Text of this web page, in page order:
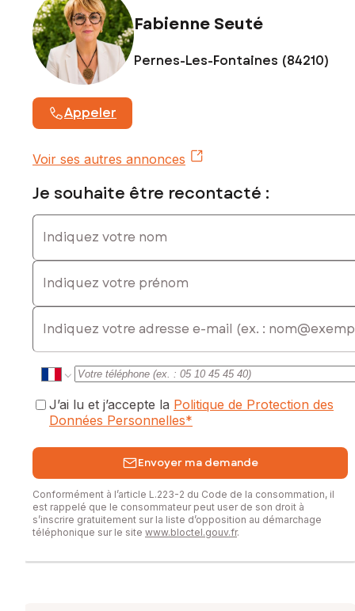
Fabienne Seuté
Pernes-Les-Fontaines (84210)
Appeler
Voir ses autres annonces
Je souhaite être recontacté :
Indiquez votre nom
Indiquez votre prénom
E-mail
J’ai lu et j’accepte la Politique de Protection des
Données Personnelles*
Envoyer ma demande
Conformément à l’article L.223-2 du Code de la consommation, il
est rappelé que le consommateur peut user de son droit à
s’inscrire gratuitement sur la liste d’opposition au démarchage
téléphonique sur le site www.bloctel.gouv.fr.